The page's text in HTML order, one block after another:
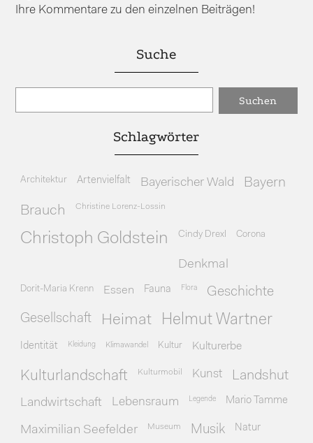
Ihre Kommentare zu den einzelnen Beiträgen!
Suche
Schlagwörter
Architektur Artenvielfalt Bayerischer Wald Bayern
Brauch Christine Lorenz-Lossin
Christoph Goldstein Cindy Drexl Corona
Denkmal
Dorit-Maria Krenn Essen Fauna Flora Geschichte
Gesellschaft Heimat Helmut Wartner
Identität Kleidung Klimawandel Kultur Kulturerbe
Kulturlandschaft Kulturmobil Kunst Landshut
Landwirtschaft Lebensraum Legende Mario Tamme
Maximilian Seefelder Museum Musik Natur